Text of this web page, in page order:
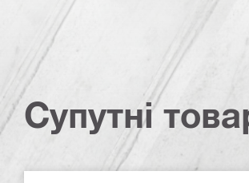
Супутні